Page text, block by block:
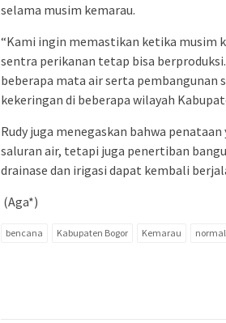
selama musim kemarau.
“Kami ingin memastikan ketika musim
sentra perikanan tetap bisa
beberapa mata air serta
kekeringan di beberapa wilayah
Rudy juga menegaskan bahwa
saluran air, tetapi juga penertiban
drainase dan irigasi dapat kembali
(Aga*)
bencana Kabupaten Bogor Kemarau